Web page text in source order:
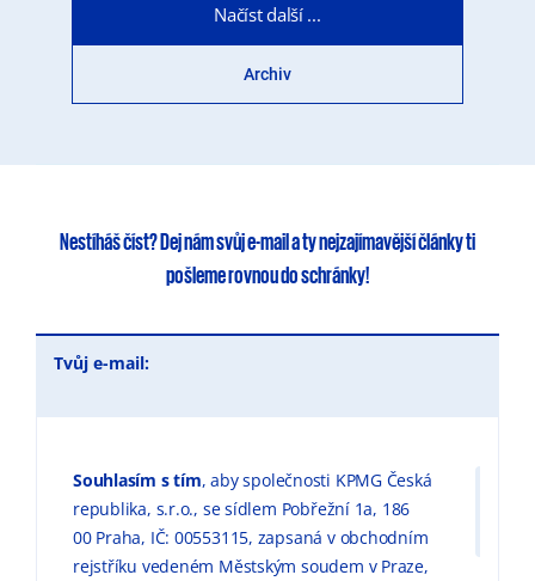
Načíst další ...
Archiv
Nestíháš číst?Dej nám svůj e-maila tynejzajímavější článkyti
pošleme rovnou do schránky!
Tvůj e-mail:
Souhlasím s tím, aby společnosti KPMG Česká
republika, s.r.o., se sídlem Pobřežní 1a, 186
00 Praha, IČ: 00553115, zapsaná v obchodním
rejstříku vedeném Městským soudem v Praze,